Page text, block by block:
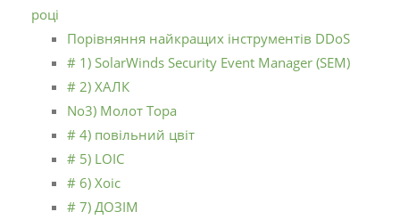
році
Порівняння найкращих інструментів DDoS
# 1) SolarWinds Security Event Manager (SEM)
# 2) ХАЛК
No3) Молот Тора
# 4) повільний цвіт
# 5) LOIC
# 6) Xoic
# 7) ДОЗІМ